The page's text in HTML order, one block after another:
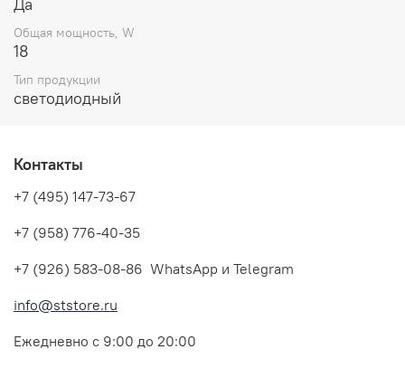
Общая мощность, W
18
Тип продукции
светодиодный
Контакты
+7 (495) 147-73-67
+7 (958) 776-40-35
+7 (926) 583-08-86 WhatsApp и Telegram
info@ststore.ru
Ежедневно с 9:00 до 20:00